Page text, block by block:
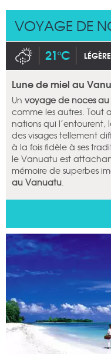
VOYAGE DE
21°C
Lune de miel au
Un voyage de noces
comme les autres. Tout
nations qui
des visages tellement
à la fois fidèle à ses
le Vanuatu est
mémoire de superbes
au Vanuatu.